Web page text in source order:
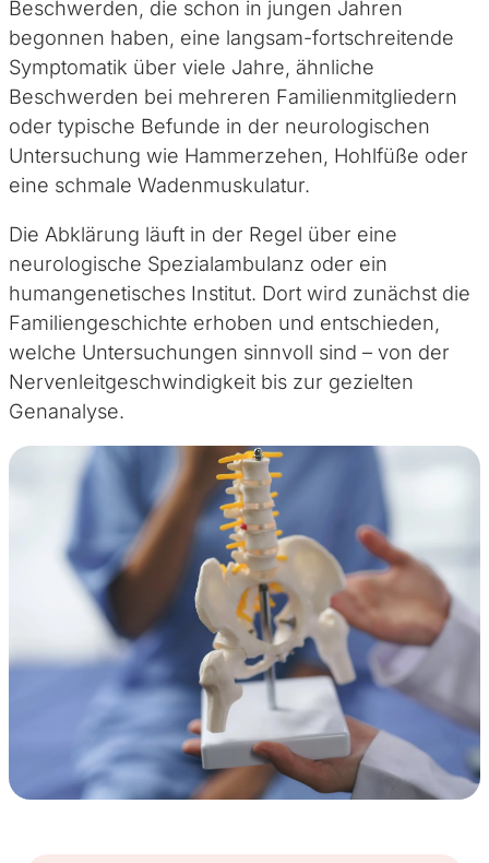
Beschwerden, die schon in jungen Jahren
begonnen haben, eine langsam-fortschreitende
Symptomatik über viele Jahre, ähnliche
Beschwerden bei mehreren Familienmitgliedern
oder typische Befunde in der neurologischen
Untersuchung wie Hammerzehen, Hohlfüße oder
eine schmale Wadenmuskulatur.
Die Abklärung läuft in der Regel über eine
neurologische Spezialambulanz oder ein
humangenetisches Institut. Dort wird zunächst die
Familiengeschichte erhoben und entschieden,
welche Untersuchungen sinnvoll sind – von der
Nervenleitgeschwindigkeit bis zur gezielten
Genanalyse.